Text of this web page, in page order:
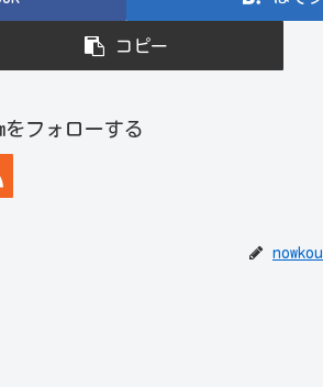
コピー
をフォローする